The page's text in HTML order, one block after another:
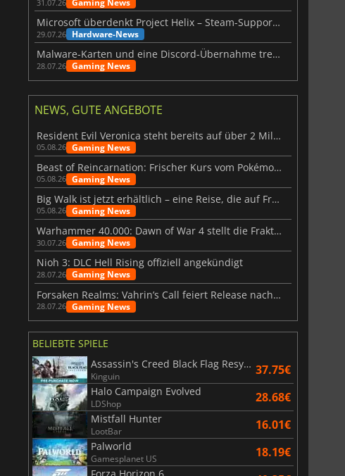
31.07.26 Gaming News
Microsoft überdenkt Project Helix – Steam-Support gefährdet
29.07.26 Hardware-News
Malware-Karten und eine Discord-Übernahme treffen Meccha Chameleon
28.07.26 Gaming News
NEWS, GUTE ANGEBOTE
Resident Evil Veronica steht bereits auf über 2 Millionen Wunschlisten
05.08.26 Gaming News
Beast of Reincarnation: Frischer Kurs vom Pokémon-Studio
05.08.26 Gaming News
Big Walk ist jetzt erhältlich – eine Reise, die auf Freundschaft basiert
05.08.26 Gaming News
Warhammer 40.000: Dawn of War 4 stellt die Fraktion der Necrons vor
30.07.26 Gaming News
Nioh 3: DLC Hell Rising offiziell angekündigt
28.07.26 Gaming News
Forsaken Realms: Vahrin’s Call feiert Release nach 10 Jahren
28.07.26 Gaming News
BELIEBTE SPIELE
Assassin's Creed Black Flag Resynced
Kinguin 37.75€
Halo Campaign Evolved
LDShop 28.68€
Mistfall Hunter
LootBar 16.01€
Palworld
Gamesplanet US 18.19€